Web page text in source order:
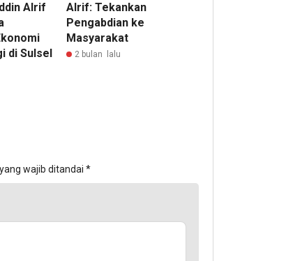
Alrif
di Sulsel
Alrif: Tekankan
Pengabdian ke
Masyarakat
2 bulan lalu
wajib ditandai *